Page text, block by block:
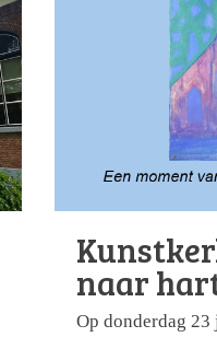
naar
Op donderdag